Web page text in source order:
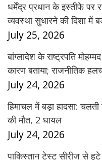
धर्मेंद्र प्रधान के इस्तीफे पर
व्यवस्था सुधारने की दिशा में
July 25, 2026
बांग्लादेश के राष्ट्रपति
कारण बताया; राजनीतिक
July 24, 2026
हिमाचल में बड़ा हादसा: चलती
की मौत, 2 घायल
July 24, 2026
पाकिस्तान टेस्ट सीरीज से